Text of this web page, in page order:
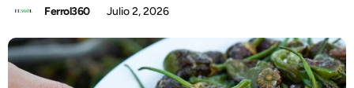
Ferrol360 Julio 2, 2026